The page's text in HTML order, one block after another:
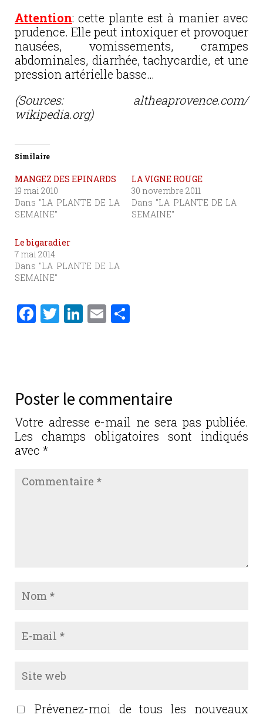
Attention: cette plante est à manier avec
prudence. Elle peut intoxiquer et provoquer
nausées, vomissements, crampes
abdominales, diarrhée, tachycardie, et une
pression artérielle basse…
(Sources: altheaprovence.com/
wikipedia.org)
Similaire
MANGEZ DES EPINARDS
19 mai 2010
Dans "LA PLANTE DE LA
SEMAINE"
LA VIGNE ROUGE
30 novembre 2011
Dans "LA PLANTE DE LA
SEMAINE"
Le bigaradier
7 mai 2014
Dans "LA PLANTE DE LA
SEMAINE"
F
b
o
o
k
T
r
Li
n
E
er
Poster le commentaire
Votre adresse e-mail ne sera pas publiée.
Les champs obligatoires sont indiqués
avec *
Prévenez-moi de tous les nouveaux